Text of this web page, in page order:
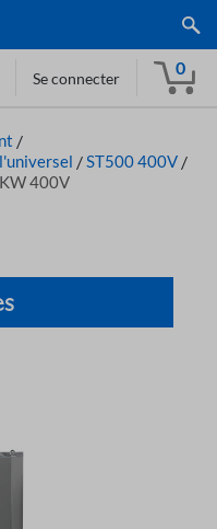
Se connecter
0
/
/ST500 400V /
400V